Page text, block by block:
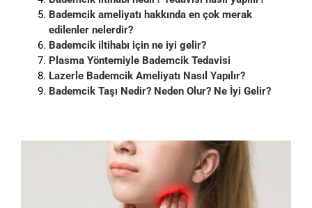
Bademcik ameliyatı hakkında en çok merak
edilenler nelerdir?
Bademcik iltihabı için ne iyi gelir?
Plasma Yöntemiyle Bademcik Tedavisi
Lazerle Bademcik Ameliyatı Nasıl Yapılır?
Bademcik Taşı Nedir? Neden Olur? Ne İyi Gelir?